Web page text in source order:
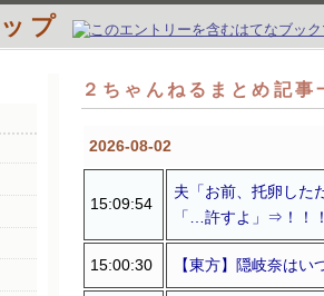
プ
２ちゃんねるまとめ記
2026-08-02
15:09:54
夫「お前、托卵した
「…許すよ」⇒！！
15:00:30 【東方】隠岐奈は